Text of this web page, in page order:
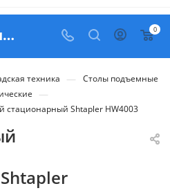
Стол подъемный электрический стационарный Shtapler HW4003 - купить в Belapex 0
техника — Столы подъемные
—
стационарный Shtapler HW4003